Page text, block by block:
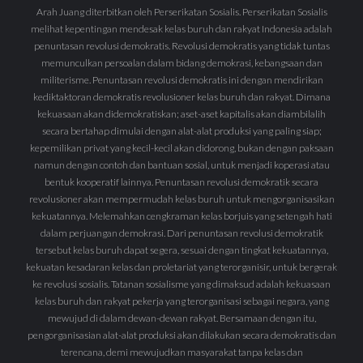
Arah Juang diterbitkan oleh Perserikatan Sosialis. Perserikatan Sosialis
melihat kepentingan mendesak kelas buruh dan rakyat Indonesia adalah
penuntasan revolusi demokratis. Revolusi demokratis yang tidak tuntas
memunculkan persoalan dalam bidang demokrasi, kebangsaan dan
militerisme. Penuntasan revolusi demokratis ini dengan mendirikan
kediktaktoran demokratis revolusioner kelas buruh dan rakyat. Dimana
kekuasaan akan didemokratiskan; aset-aset kapitalis akan diambilalih
secara bertahap dimulai dengan alat-alat produksi yang paling siap;
kepemilikan privat yang kecil-kecil akan didorong, bukan dengan paksaan
namun dengan contoh dan bantuan sosial, untuk menjadi koperasi atau
bentuk kooperatif lainnya. Penuntasan revolusi demokratik secara
revolusioner akan mempermudah kelas buruh untuk mengorganisasikan
kekuatannya. Melemahkan cengkraman kelas borjuis yang setengah hati
dalam perjuangan demokrasi. Dari penuntasan revolusi demokratik
tersebut kelas buruh dapat segera, sesuai dengan tingkat kekuatannya,
kekuatan kesadaran kelas dan proletariat yang terorganisir, untuk bergerak
ke revolusi sosialis. Tatanan sosialisme yang dimaksud adalah kekuasaan
kelas buruh dan rakyat pekerja yang terorganisasi sebagai negara, yang
mewujud di dalam dewan-dewan rakyat. Bersamaan dengan itu,
pengorganisasian alat-alat produksi akan dilakukan secara demokratis dan
terencana, demi mewujudkan masyarakat tanpa kelas dan